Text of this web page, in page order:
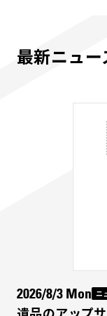
最新ニュー
2026/8/3 Mon ニ